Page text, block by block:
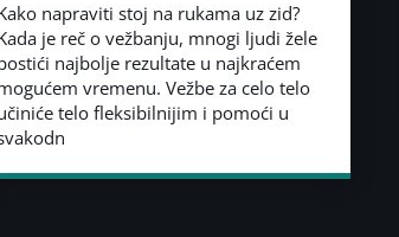
napraviti stoj na rukama uz zid?
je reč o vežbanju, mnogi ljudi žele
najbolje rezultate u najkraćem
vremenu. Vežbe za celo telo
telo fleksibilnijim i pomoći u